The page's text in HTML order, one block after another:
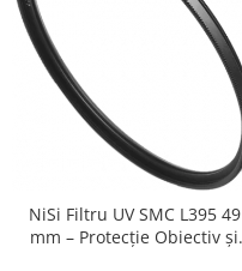
NiSi Filtru UV SMC L395 49
mm – Protecție Obiectiv și